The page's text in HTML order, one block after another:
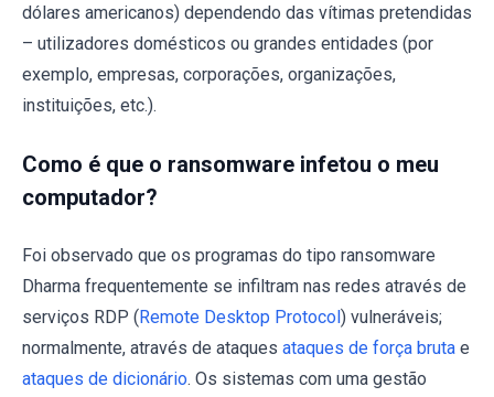
dólares americanos) dependendo das vítimas pretendidas
– utilizadores domésticos ou grandes entidades (por
exemplo, empresas, corporações, organizações,
instituições, etc.).
Como é que o ransomware infetou o meu
computador?
Foi observado que os programas do tipo ransomware
Dharma frequentemente se infiltram nas redes através de
serviços RDP (Remote Desktop Protocol) vulneráveis;
normalmente, através de ataques ataques de força bruta e
ataques de dicionário. Os sistemas com uma gestão